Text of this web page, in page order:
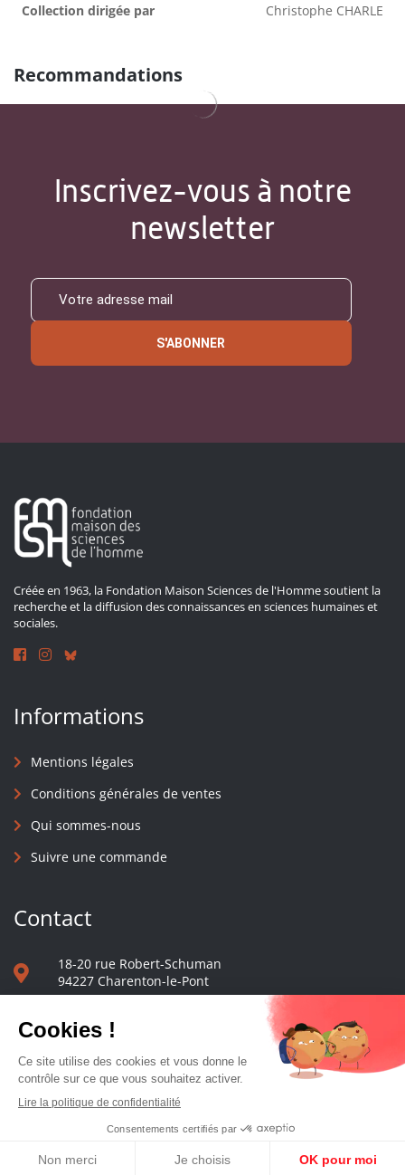
Collection dirigée par Christophe CHARLE
Recommandations
Inscrivez-vous à notre
newsletter
S'ABONNER
Créée en 1963, la Fondation Maison Sciences de l'Homme soutient la
recherche et la diffusion des connaissances en sciences humaines et
sociales.
Informations
Mentions légales
Conditions générales de ventes
Qui sommes-nous
Suivre une commande
Contact
18-20 rue Robert-Schuman
94227 Charenton-le-Pont